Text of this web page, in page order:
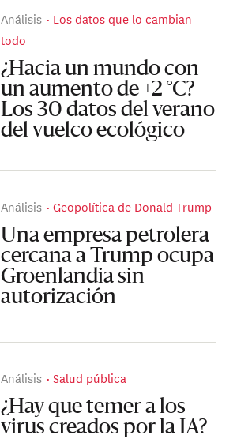
Análisis
Los datos que lo cambian
todo
¿Hacia un mundo con
un aumento de +2 °C?
Los 30 datos del verano
del vuelco ecológico
Análisis Geopolítica de Donald Trump
Una empresa petrolera
cercana a Trump ocupa
Groenlandia sin
autorización
Análisis Salud pública
¿Hay que temer a los
virus creados por la IA?